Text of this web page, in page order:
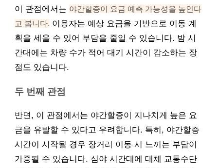
이 관점에서는 야간할증이 요금 예측 가능성을 높인다
고 봅니다. 이용자는 예상 요금을 기반으로 이동 계
획을 세울 수 있어 부담을 줄일 수 있습니다. 밤 시
간대에는 차량 수가 적어 대기 시간이 감소하는 장
점도 있습니다.
두 번째 관점
반면, 이 관점에서는 야간할증이 지나치게 높은 요
금을 유발할 수 있다고 우려합니다. 특히, 야간할증
시간이 시작될 경우 장거리 이동 시 느끼는 부담이
가중될 수 있습니다. 심야 시간대에 대체 교통수단